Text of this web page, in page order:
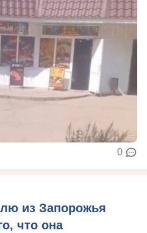
0
из Запорожья
что она